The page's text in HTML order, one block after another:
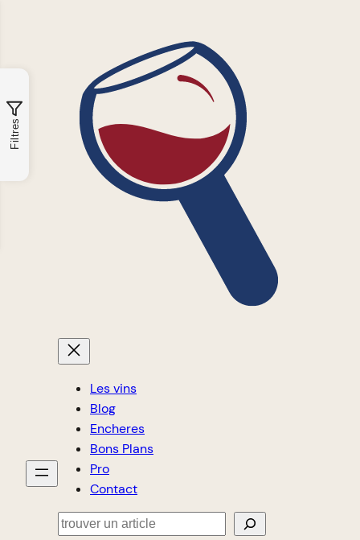
Les vins
Blog
Encheres
Bons Plans
Pro
Contact
Rechercher
Filtres